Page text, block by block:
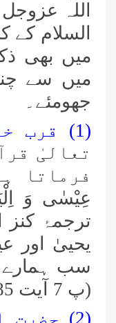
اللہ
السلام
میں بھی
میں سے
جھومئے۔
(1) قرب خاص کے لائق :
تعالیٰ
فرماتا
عِیْسٰى وَ
ترجمۂ کنز
یحییٰ اور
سب ہمارے
(پ 7 آیت 85 سورت الانعام)
(2) حضرت